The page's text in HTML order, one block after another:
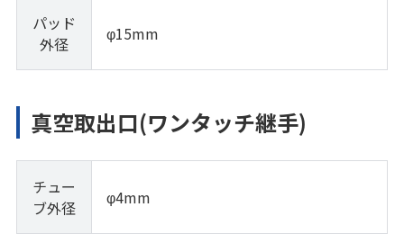
パッド
外径
φ15mm
真空取出口(ワンタッチ継手)
チュー
ブ外径
φ4mm